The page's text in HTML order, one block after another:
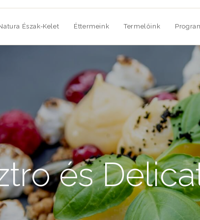
Észak-Kelet Éttermeink Termelőink
és